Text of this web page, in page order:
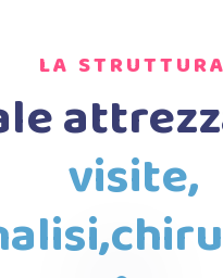
LA STRUTTURA
visite,